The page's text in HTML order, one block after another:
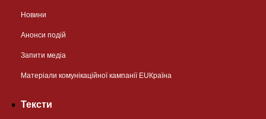
Новини
Анонси подій
Запити медіа
Матеріали комунікаційної кампанії EUКраїна
Тексти